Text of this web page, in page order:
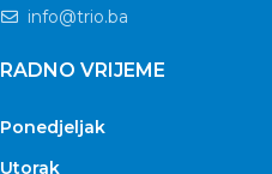
info@trio.ba
RADNO VRIJEME
Ponedjeljak
Utorak